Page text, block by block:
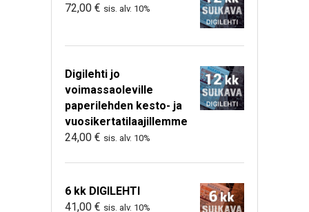
72,00 € sis. alv. 10%
Digilehti jo
voimassaoleville
paperilehden kesto- ja
vuosikertatilaajillemme
24,00 € sis. alv. 10%
6 kk DIGILEHTI
41,00 € sis. alv. 10%